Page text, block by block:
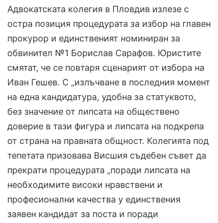
Адвокатската колегия в Пловдив излезе с
остра позиция процедурата за избор на главен
прокурор и единственият номиниран за
обвинител №1 Борислав Сарафов. Юристите
смятат, че се повтаря сценарият от избора на
Иван Гешев. С „излъчване в последния момент
на една кандидатура, удобна за статуквото,
без значение от липсата на обществено
доверие в тази фигура и липсата на подкрепа
от страна на правната общност. Колегията под
тепетата призовава Висшия съдебен съвет да
прекрати процедурата „поради липсата на
необходимите високи нравствени и
професионални качества у единствения
заявен кандидат за поста и поради